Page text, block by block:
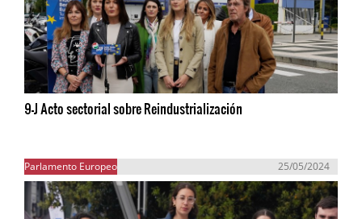
9-J Acto sectorial sobre Reindustrialización
Parlamento Europeo 25/05/2024